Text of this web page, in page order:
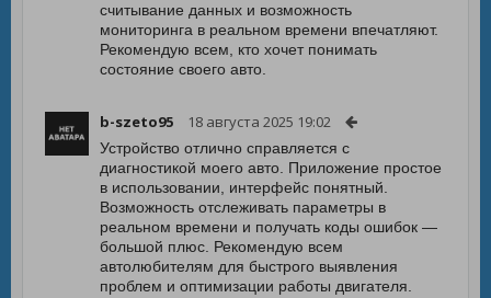
считывание данных и возможность
мониторинга в реальном времени впечатляют.
Рекомендую всем, кто хочет понимать
состояние своего авто.
b-szeto95 18 августа 2025 19:02
Устройство отлично справляется с
диагностикой моего авто. Приложение простое
в использовании, интерфейс понятный.
Возможность отслеживать параметры в
реальном времени и получать коды ошибок —
большой плюс. Рекомендую всем
автолюбителям для быстрого выявления
проблем и оптимизации работы двигателя.